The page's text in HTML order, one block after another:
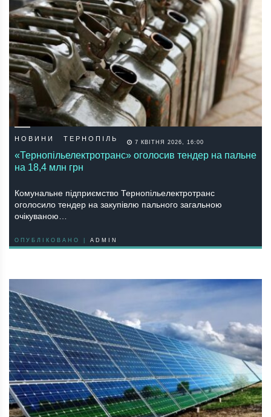
НОВИНИ ТЕРНОПІЛЬ 7 КВІТНЯ 2026, 16:00
«Тернопільелектротранс» оголосив тендер на пальне
на 18,4 млн грн
Комунальне підприємство Тернопільелектротранс
оголосило тендер на закупівлю пального загальною
очікуваною…
ОПУБЛІКОВАНО | ADMIN